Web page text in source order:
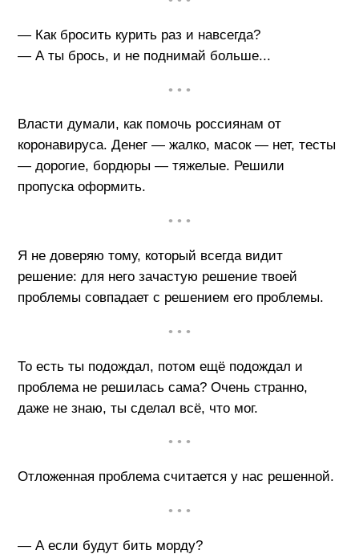
— Как бросить курить раз и навсегда?
— А ты брось, и не поднимай больше...
• • •
Власти думали, как помочь россиянам от
коронавируса. Денег — жалко, масок — нет, тесты
— дорогие, бордюры — тяжелые. Решили
пропуска оформить.
• • •
Я не доверяю тому, который всегда видит
решение: для него зачастую решение твоей
проблемы совпадает с решением его проблемы.
• • •
То есть ты подождал, потом ещё подождал и
проблема не решилась сама? Очень странно,
даже не знаю, ты сделал всё, что мог.
• • •
Отложенная проблема считается у нас решенной.
• • •
— А если будут бить морду?